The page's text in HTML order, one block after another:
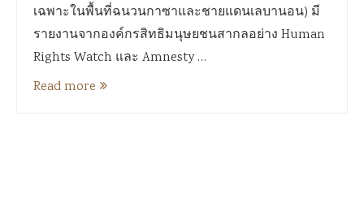
เฉพาะในพื้นที่ฉนวนกาซาและชายแดนเลบานอน) มี
รายงานจากองค์กรสิทธิมนุษยชนสากลอย่าง Human
Rights Watch และ Amnesty …
Read more